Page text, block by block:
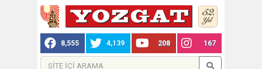
8,555 4,139 208 167